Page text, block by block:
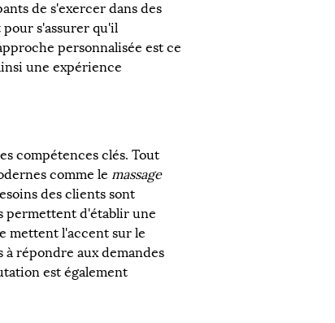
de s'exercer dans des
s'assurer qu'il
personnalisée est ce
une expérience
compétences clés. Tout
comme le massage
des clients sont
permettent d'établir une
mettent l'accent sur le
répondre aux demandes
est également